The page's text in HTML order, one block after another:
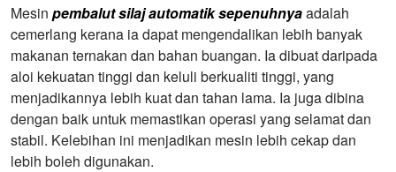
Mesin pembalut silaj automatik sepenuhnyaadalah
cemerlang kerana ia dapat mengendalikan lebih banyak
makanan ternakan dan bahan buangan. Ia dibuat daripada
aloi kekuatan tinggi dan keluli berkualiti tinggi, yang
menjadikannya lebih kuat dan tahan lama. Ia juga dibina
dengan baik untuk memastikan operasi yang selamat dan
stabil. Kelebihan ini menjadikan mesin lebih cekap dan
lebih boleh digunakan.